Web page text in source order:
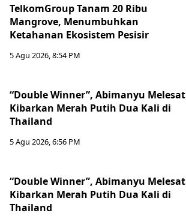
TelkomGroup Tanam 20 Ribu
Mangrove, Menumbuhkan
Ketahanan Ekosistem Pesisir
5 Agu 2026, 8:54 PM
“Double Winner”, Abimanyu Melesat
Kibarkan Merah Putih Dua Kali di
Thailand
5 Agu 2026, 6:56 PM
“Double Winner”, Abimanyu Melesat
Kibarkan Merah Putih Dua Kali di
Thailand